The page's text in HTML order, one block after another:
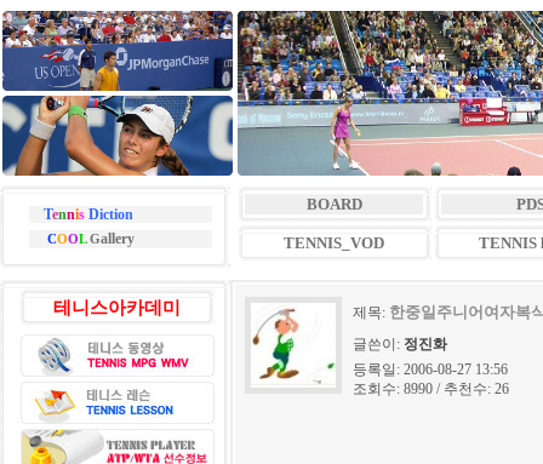
TennisDiction
COOLGallery
BOARD
TENNIS_VOD TENNIS
테니스아카데미 제목: 한중일주니어여자복
글쓴이: 정진화
등록일: 2006-08-27 13:56
조회수: 8990 / 추천수: 26